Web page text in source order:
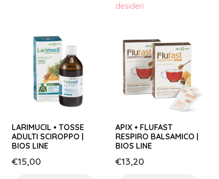
desideri
LARIMUCIL • TOSSE
ADULTI SCIROPPO |
BIOS LINE
€15,00
APIX • FLUFAST
RESPIRO BALSAMICO |
BIOS LINE
€13,20